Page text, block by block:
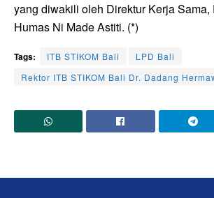
yang diwakili oleh Direktur Kerja Sama,
Humas Ni Made Astiti. (*)
Tags: ITB STIKOM Bali
LPD Bali
Rektor ITB STIKOM Bali Dr. Dadang